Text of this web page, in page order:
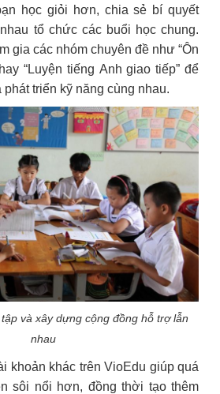
học giỏi hơn, chia sẻ bí quyết
tổ chức các buổi học chung.
gia các nhóm chuyên đề như “Ôn
“Luyện tiếng Anh giao tiếp” để
triển kỹ năng cùng nhau.
và xây dựng cộng đồng hỗ trợ lẫn
nhau
khoản khác trên VioEdu giúp quá
sôi nổi hơn, đồng thời tạo thêm